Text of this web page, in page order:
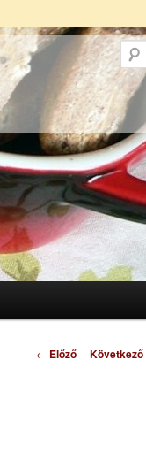
Bejegyzés
← Előző Következő